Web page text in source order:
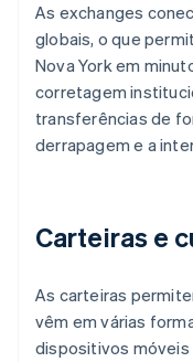
As exchanges
globais, o que
Nova York em
corretagem
transferências de
derrapagem e a
Carteiras e
As carteiras
vêm em várias
dispositivos móveis